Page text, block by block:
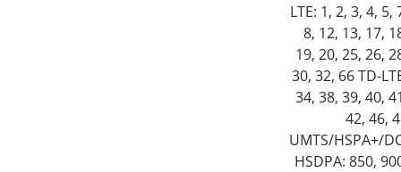
LTE: 1, 2, 3, 4, 5,
8, 12, 13, 17,
19, 20, 25, 26,
30, 32, 66 TD-
34, 38, 39, 40,
42, 46,
UMTS/HSPA+/
HSDPA: 850,